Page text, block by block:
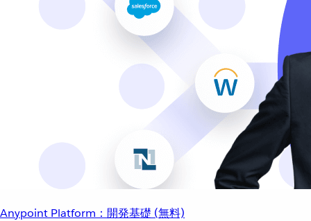
Anypoint Platform：開発基礎 (無料)